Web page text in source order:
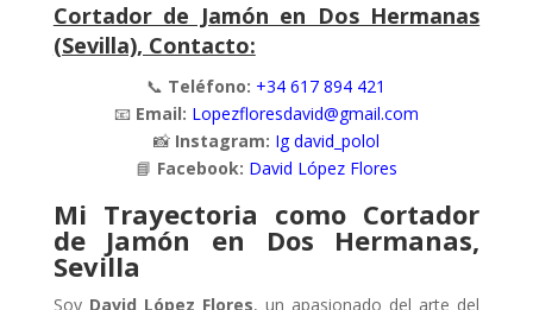
Cortador de Jamón en Dos Hermanas
(Sevilla), Contacto:
📞 Teléfono: +34 617 894 421
📧 Email: Lopezfloresdavid@gmail.com
📸 Instagram: Ig david_polol
📘 Facebook: David López Flores
Mi Trayectoria como Cortador
de Jamón en Dos Hermanas,
Sevilla
Soy David López Flores, un apasionado del arte del